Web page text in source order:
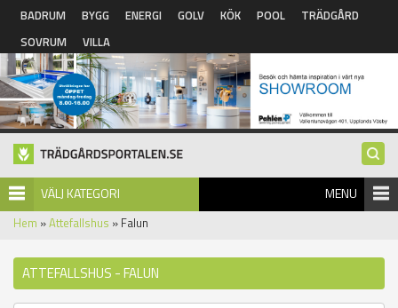
Hoppa till huvudinnehåll
BADRUM BYGG ENERGI GOLV KÖK POOL
TRÄDGÅRD
SOVRUM
VILLA
VÄLJ KATEGORI MENU
Hem »Attefallshus » Falun
ATTEFALLSHUS - FALUN